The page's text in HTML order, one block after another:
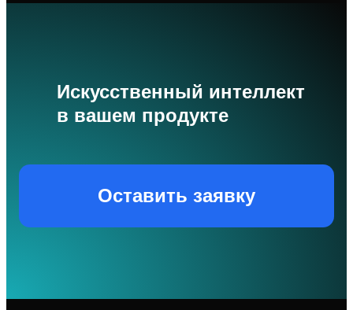
Искусственный интеллект
в вашем продукте
Оставить заявку